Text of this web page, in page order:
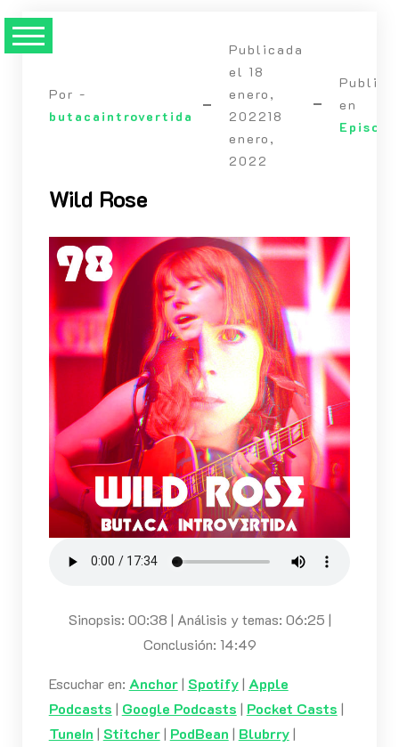
Por -
butacaintrovertida
Publicada
el 18
enero,
202218
enero,
2022
en
Wild Rose
Sinopsis: 00:38 | Análisis y temas: 06:25 |
Conclusión: 14:49
Escuchar en: Anchor| Spotify| Apple
Podcasts | Google Podcasts | Pocket Casts |
TuneIn | Stitcher| PodBean | Blubrry|